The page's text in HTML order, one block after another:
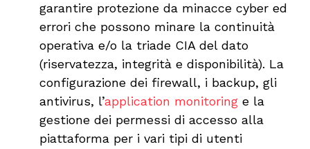
garantire protezione da minacce cyber ed
errori che possono minare la continuità
operativa e/o la triade CIA del dato
(riservatezza, integrità e disponibilità). La
configurazione dei firewall, i backup, gli
antivirus, l’application monitoringe la
gestione dei permessi di accesso alla
piattaforma per i vari tipi di utenti